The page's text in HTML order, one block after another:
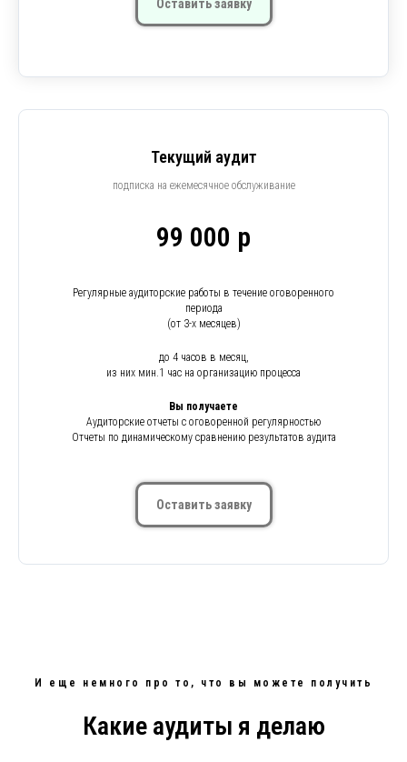
Оставить заявку
Текущий аудит
подписка на ежемесячное обслуживание
99 000 р
Регулярные аудиторские работы в течение оговоренного
периода
(от 3-х месяцев)
до 4 часов в месяц,
из них мин.1 час на организацию процесса
Вы получаете
Аудиторские отчеты с оговоренной регулярностью
Отчеты по динамическому сравнению результатов аудита
Оставить заявку
И еще немного про то, что вы можете получить
Какие аудиты я делаю